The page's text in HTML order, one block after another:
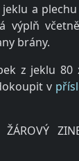
a
výplň
brány.
z jeklu
v